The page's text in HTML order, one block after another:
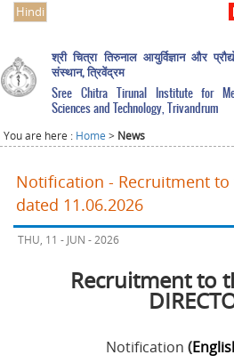
Hindi
श्री चित्रा तिरुनाल आयुर्विज्ञान और
संस्थान, त्रिवेंद्रम
Sree Chitra Tirunal Institute for
Sciences and Technology, Trivandrum
You are here : Home > News
Notification - Recruitment
dated 11.06.2026
THU, 11 - JUN - 2026
Recruitment to
Notification (